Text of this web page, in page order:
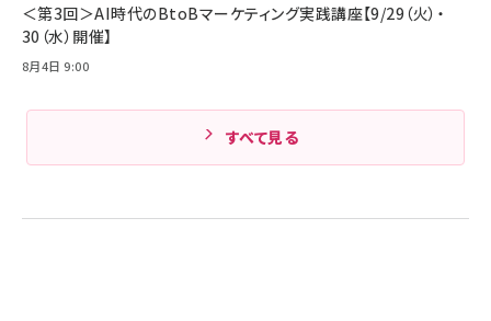
＜第3回＞AI時代のBtoBマーケティング実践講座【9/29（火）・
30（水）開催】
8月4日 9:00
すべて見る